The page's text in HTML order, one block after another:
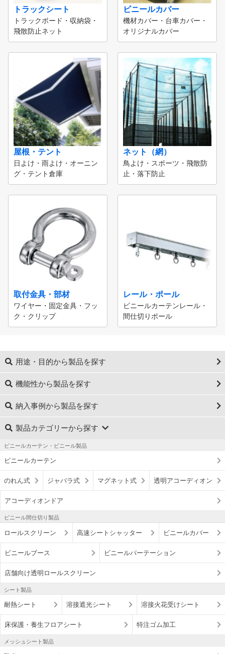
トラックシート
トラックボード・収納袋・
飛散防止ネット
ビニールカバー
機材カバー・台車カバー・
オリジナルカバー
屋根・テント
日よけ・雨よけ・オーニン
グ・テント倉庫
ネット（網）
鳥よけ・スポーツ・飛散防
止・落下防止
取付金具・部材
ワイヤー・固定金具・フッ
ク・クリップ
レール・ポール
ビニールカーテンレール・
間仕切りポール
用途・目的から製品を探す
機能性から製品を探す
納入事例から製品を探す
製品カテゴリーから探す
ビニールカーテン・ビニール製品
ビニールカーテン
のれん式 ジャバラ式 マグネット式 透明アコーディオン
アコーディオンドア
ビニール間仕切り製品
ロールスクリーン 高速シートシャッター ビニールカバー
ビニールブース ビニールパーテーション
店舗向け透明ロールスクリーン
シート製品
耐熱シート 溶接遮光シート 溶接火花受けシート
床保護・養生フロアシート 特注ゴム加工
メッシュシート製品